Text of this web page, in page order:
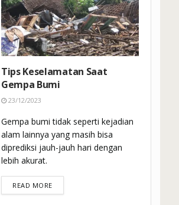
Tips Keselamatan Saat
Gempa Bumi
23/12/2023
Gempa bumi tidak seperti kejadian
alam lainnya yang masih bisa
diprediksi jauh-jauh hari dengan
lebih akurat.
READ MOREDETAILS